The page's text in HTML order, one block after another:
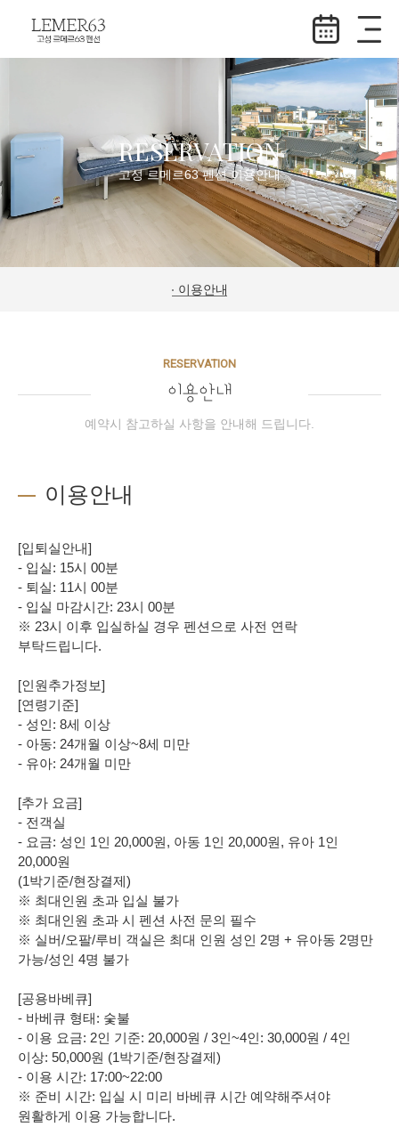
RESERVATION
고성 르메르63 펜션 이용안내
이용안내
RESERVATION
이용안내
예약시 참고하실 사항을 안내해 드립니다.
이용안내
[입퇴실안내]
- 입실: 15시 00분
- 퇴실: 11시 00분
- 입실 마감시간: 23시 00분
※ 23시 이후 입실하실 경우 펜션으로 사전 연락
부탁드립니다.
[인원추가정보]
[연령기준]
- 성인: 8세 이상
- 아동: 24개월 이상~8세 미만
- 유아: 24개월 미만
[추가 요금]
- 전객실
- 요금: 성인 1인 20,000원, 아동 1인 20,000원, 유아 1인
20,000원
(1박기준/현장결제)
※ 최대인원 초과 입실 불가
※ 최대인원 초과 시 펜션 사전 문의 필수
※ 실버/오팔/루비 객실은 최대 인원 성인 2명 + 유아동 2명만
가능/성인 4명 불가
[공용바베큐]
- 바베큐 형태: 숯불
- 이용 요금: 2인 기준: 20,000원 / 3인~4인: 30,000원 / 4인
이상: 50,000원 (1박기준/현장결제)
- 이용 시간: 17:00~22:00
※ 준비 시간: 입실 시 미리 바베큐 시간 예약해주셔야
원활하게 이용 가능합니다.